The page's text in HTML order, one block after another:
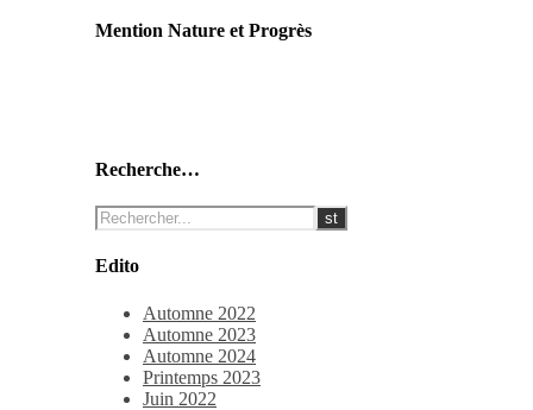
Mention Nature et Progrès
Recherche…
Edito
Automne 2022
Automne 2023
Automne 2024
Printemps 2023
Juin 2022